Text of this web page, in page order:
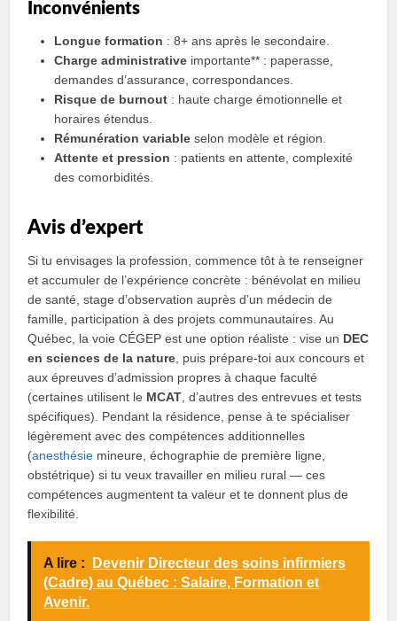
Inconvénients
Longue formation : 8+ ans après le secondaire.
Charge administrative importante** : paperasse,
demandes d’assurance, correspondances.
Risque de burnout : haute charge émotionnelle et
horaires étendus.
Rémunération variable selon modèle et région.
Attente et pression : patients en attente, complexité
des comorbidités.
Avis d’expert
Si tu envisages la profession, commence tôt à te renseigner
et accumuler de l’expérience concrète : bénévolat en milieu
de santé, stage d’observation auprès d’un médecin de
famille, participation à des projets communautaires. Au
Québec, la voie CÉGEP est une option réaliste : vise un DEC
en sciences de la nature , puis prépare-toi aux concours et
aux épreuves d’admission propres à chaque faculté
(certaines utilisent le MCAT , d’autres des entrevues et tests
spécifiques). Pendant la résidence, pense à te spécialiser
légèrement avec des compétences additionnelles
(anesthésie mineure, échographie de première ligne,
obstétrique) si tu veux travailler en milieu rural — ces
compétences augmentent ta valeur et te donnent plus de
flexibilité.
A lire :
Devenir Directeur des soins infirmiers
(Cadre) au Québec : Salaire, Formation et
Avenir.